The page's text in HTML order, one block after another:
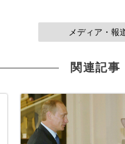
メディア・報
関連記事